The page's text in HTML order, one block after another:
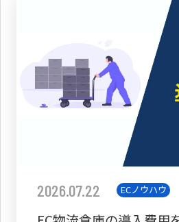
2026.07.22 ECノウハウ